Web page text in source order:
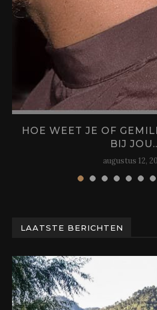
HOE WEET JE OF
BIJ
augustus 12,
LAATSTE BERICHTEN